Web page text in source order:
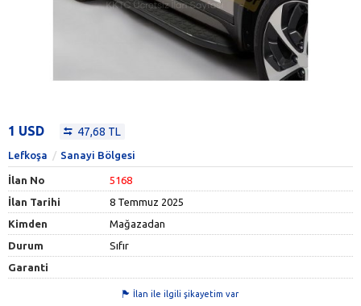
1 USD 47,68 TL
Lefkoşa Sanayi Bölgesi
İlan No
5168
İlan Tarihi
8 Temmuz 2025
Kimden
Mağazadan
Durum
Sıfır
Garanti
İlan ile ilgili şikayetim var